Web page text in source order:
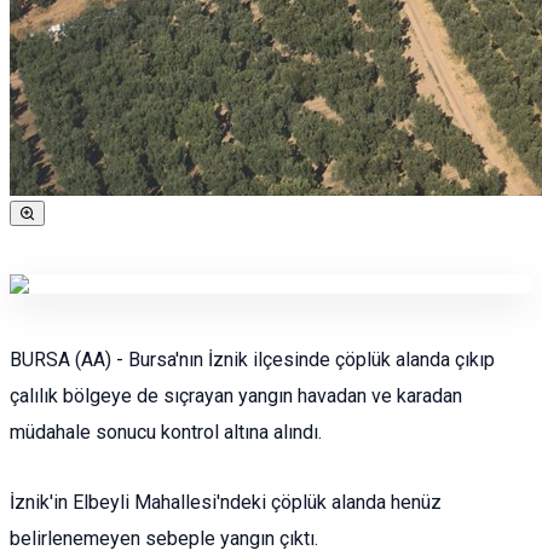
BURSA (AA) - Bursa'nın İznik ilçesinde çöplük alanda çıkıp
çalılık bölgeye de sıçrayan yangın havadan ve karadan
müdahale sonucu kontrol altına alındı.
İznik'in Elbeyli Mahallesi'ndeki çöplük alanda henüz
belirlenemeyen sebeple yangın çıktı.